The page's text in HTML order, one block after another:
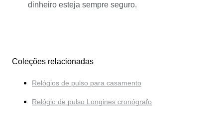
dinheiro esteja sempre seguro.
Coleções relacionadas
Relógios de pulso para casamento
Relógio de pulso Longines cronógrafo